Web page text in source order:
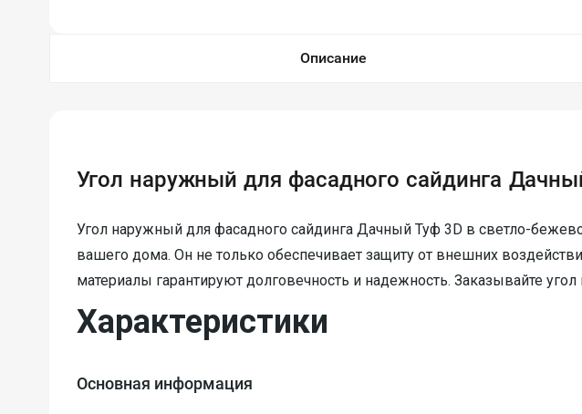
Описание
Угол наружный для фасадного сайдинга
Угол наружный для фасадного сайдинга Дачный Туф 3D в светло-
вашего дома. Он не только обеспечивает защиту от внешних
материалы гарантируют долговечность и надежность. Заказывайте
Характеристики
Основная информация